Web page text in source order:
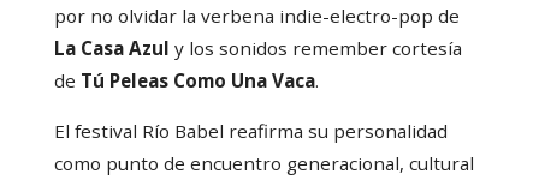
por no olvidar la verbena indie-electro-pop de
La Casa Azul y los sonidos remember cortesía
de Tú Peleas Como Una Vaca.
El festival Río Babel reafirma su personalidad
como punto de encuentro generacional, cultural